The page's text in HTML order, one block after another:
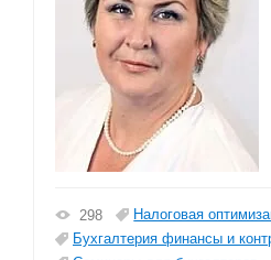
298 Налоговая
Бухгалтерия финансы и